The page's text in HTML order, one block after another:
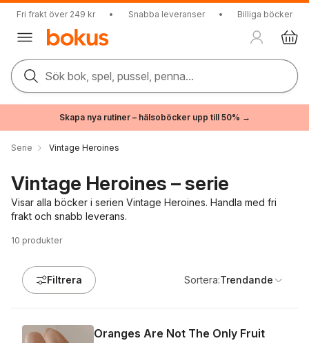
Fri frakt över 249 kr • Snabba leveranser • Billiga böcker
Sök bok, spel, pussel, penna...
Skapa nya rutiner – hälsoböcker upp till 50% →
Serie Vintage Heroines
Vintage Heroines – serie
Visar alla böcker i serien Vintage Heroines. Handla med fri
frakt och snabb leverans.
10 produkter
Filtrera Sortera:Trendande
Oranges Are Not The Only Fruit